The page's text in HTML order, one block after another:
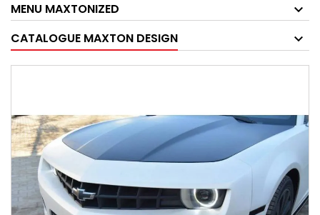
MENU MAXTONIZED
CATALOGUE MAXTON DESIGN